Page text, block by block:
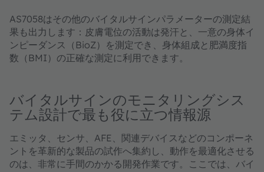
AS7058はその他のバイタルサインパラメーターの測定結
果も出力します：皮膚電位の活動は発汗と、一意の身体イ
ンピーダンス（BioZ）を測定でき、身体組成と肥満度指
数（BMI）の正確な測定に利用できます。
バイタルサインのモニタリングシス
テム設計で最も役に立つ情報源
エミッタ、センサ、AFE、関連デバイスなどのコンポーネ
ントを革新的な製品の試作へ集約し、動作を最適化させる
のは、非常に手間のかかる開発作業です。ここでは、バイ